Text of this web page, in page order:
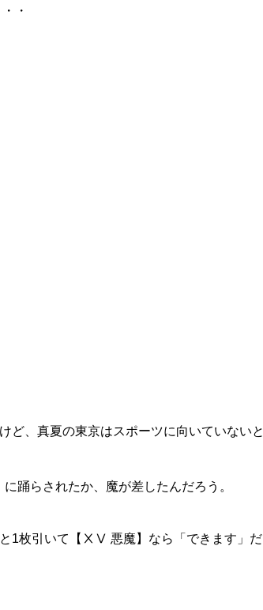
・
ど、真夏の東京はスポーツに向いていない
踊らされたか、魔が差したんだろう。
1枚引いて【ⅩⅤ 悪魔】なら「できます」